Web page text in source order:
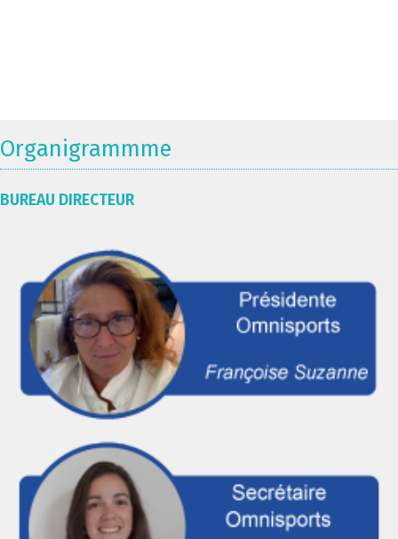
Organigrammme
BUREAU DIRECTEUR